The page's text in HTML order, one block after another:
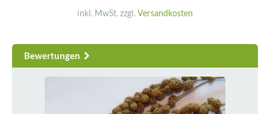
inkl. MwSt. zzgl. Versandkosten
Bewertungen